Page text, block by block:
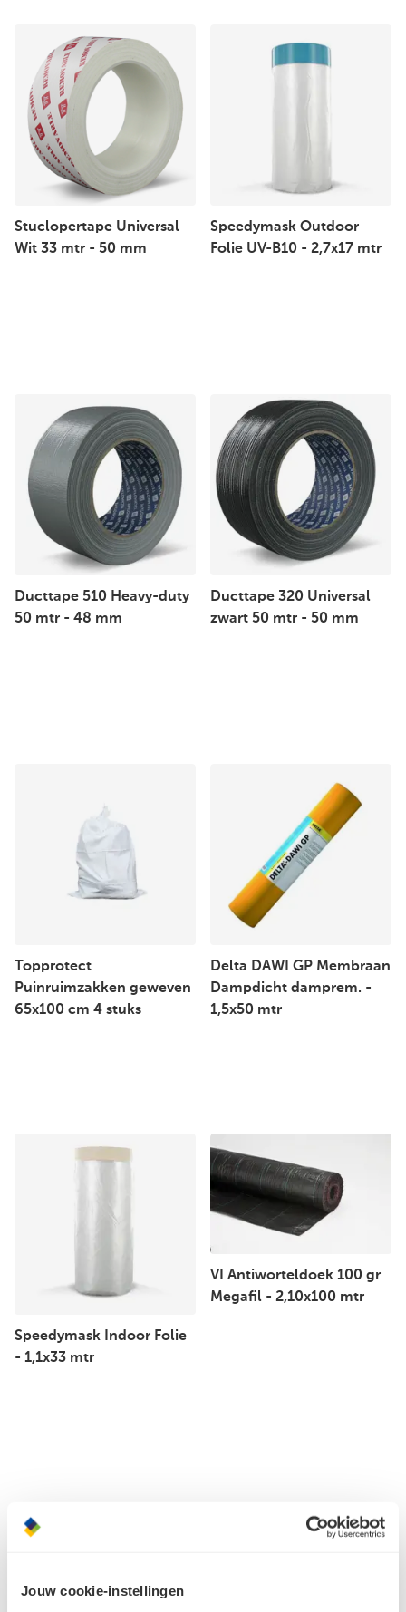
Jouw cookie-instellingen
Stuclopertape Universal
Wit 33 mtr - 50 mm
Speedymask Outdoor
Folie UV-B10 - 2,7x17 mtr
Ducttape 510 Heavy-duty
50 mtr - 48 mm
Ducttape 320 Universal
zwart 50 mtr - 50 mm
Topprotect
Puinruimzakken geweven
65x100 cm 4 stuks
Delta DAWI GP Membraan
Dampdicht damprem. -
1,5x50 mtr
Speedymask Indoor Folie
- 1,1x33 mtr
VI Antiworteldoek 100 gr
Megafil - 2,10x100 mtr